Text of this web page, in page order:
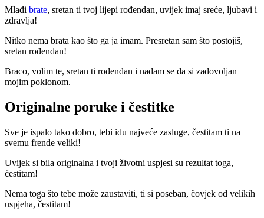
Mlađi brate, sretan ti tvoj lijepi rođendan, uvijek imaj sreće, ljubavi i
zdravlja!
Nitko nema brata kao što ga ja imam. Presretan sam što postojiš,
sretan rođendan!
Braco, volim te, sretan ti rođendan i nadam se da si zadovoljan
mojim poklonom.
Originalne poruke i čestitke
Sve je ispalo tako dobro, tebi idu najveće zasluge, čestitam ti na
svemu frende veliki!
Uvijek si bila originalna i tvoji životni uspjesi su rezultat toga,
čestitam!
Nema toga što tebe može zaustaviti, ti si poseban, čovjek od velikih
uspjeha, čestitam!